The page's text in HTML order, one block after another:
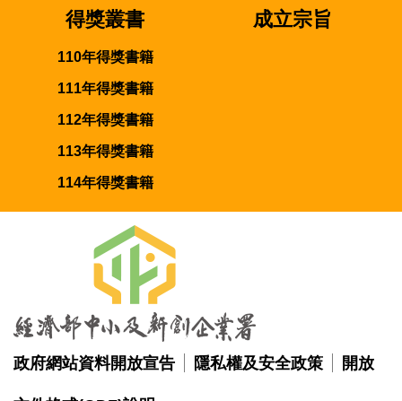
得獎叢書
110年得獎書籍
111年得獎書籍
112年得獎書籍
113年得獎書籍
114年得獎書籍
成立宗旨
政府網站資料開放宣告 隱私權及安全政策 開放